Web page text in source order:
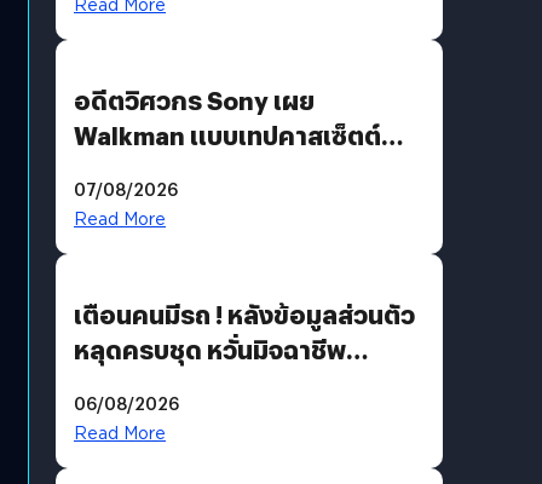
Read More
อดีตวิศวกร Sony เผย
Walkman แบบเทปคาสเซ็ตต์
07/08/2026
Read More
เตือนคนมีรถ ! หลังข้อมูลส่วนตัว
หลุดครบชุด หวั่นมิจฉาชีพ
รหัสผ่านหลุด ไม่ใช่แฮกเกอร์
06/08/2026
Read More